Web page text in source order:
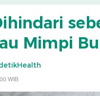
Mimpi
WIB